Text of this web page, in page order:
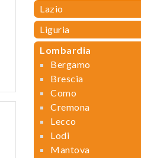
Lazio
Liguria
Lombardia
Bergamo
Brescia
Como
Cremona
Lecco
Lodi
Mantova